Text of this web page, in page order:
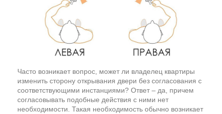
Часто возникает вопрос, может ли владелец квартиры
изменить сторону открывания двери без согласования с
соответствующими инстанциями? Ответ – да, причем
согласовывать подобные действия с ними нет
необходимости. Такая необходимость обычно возникает